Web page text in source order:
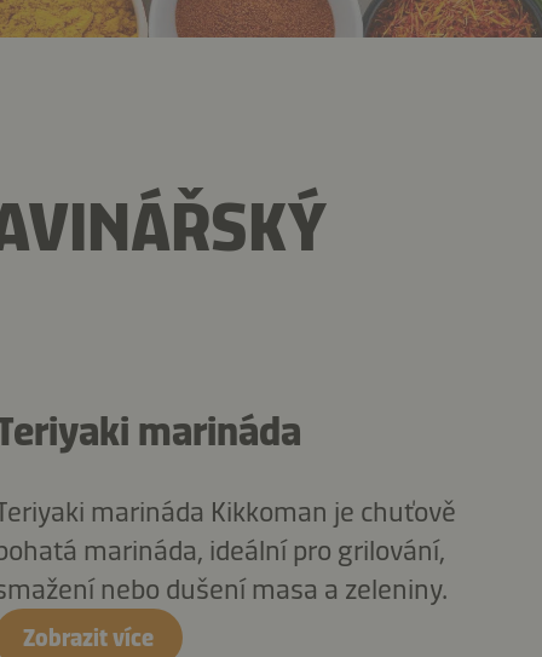
marináda
marináda Kikkoman je chuťově
marináda, ideální pro grilování,
nebo dušení masa a zeleniny.
Zobrazit více